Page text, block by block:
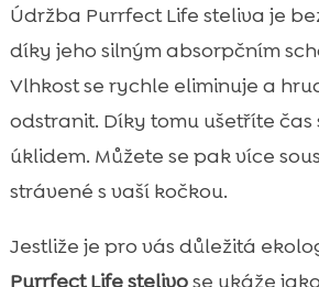
Údržba Purrfect Life steliva je
díky jeho silným absorpčním
Vlhkost se rychle eliminuje a
odstranit. Díky tomu ušetříte
úklidem. Můžete se pak více
strávené s vaší kočkou.
Jestliže je pro vás důležitá
Purrfect Life stelivose ukáže